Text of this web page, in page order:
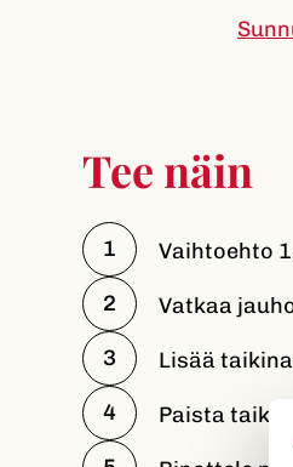
Tee näin
Vaihtoehto
Vatkaa
Lisää
Paista